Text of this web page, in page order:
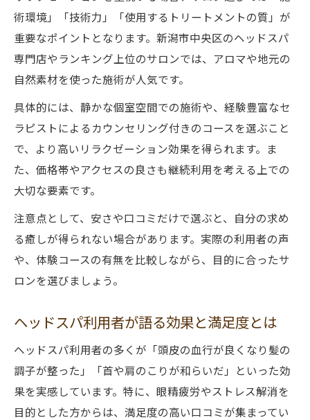
術環境」「技術力」「使用するトリートメントの質」が
重要なポイントとなります。新潟市中央区のヘッドスパ
専門店やランキング上位のサロンでは、アロマや地元の
自然素材を使った施術が人気です。
具体的には、静かな個室空間での施術や、経験豊富なセ
ラピストによるカウンセリング付きのコースを選ぶこと
で、より高いリラクゼーション効果を得られます。ま
た、価格帯やアクセスの良さも継続利用を考える上での
大切な要素です。
注意点として、安さや口コミだけで選ぶと、自分の求め
る癒しが得られない場合があります。実際の利用者の声
や、体験コースの有無を比較しながら、目的に合ったサ
ロンを選びましょう。
ヘッドスパ利用者が語る効果と満足度とは
ヘッドスパ利用者の多くが「頭皮の血行が良くなり髪の
調子が整った」「首や肩のこりが和らいだ」といった効
果を実感しています。特に、眼精疲労やストレス解消を
目的とした方からは、満足度の高い口コミが集まってい